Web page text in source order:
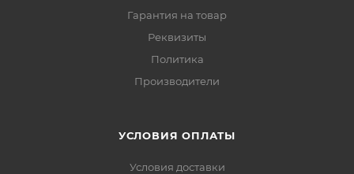
Гарантия на товар
Реквизиты
Политика
Производители
УСЛОВИЯ ОПЛАТЫ
Условия доставки